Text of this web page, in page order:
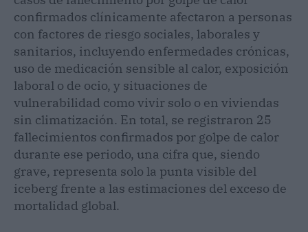
confirmados clínicamente afectaron a personas
con factores de riesgo sociales, laborales y
sanitarios, incluyendo enfermedades crónicas,
uso de medicación sensible al calor, exposición
laboral o de ocio, y situaciones de
vulnerabilidad como vivir solo o en viviendas
sin climatización. En total, se registraron 25
fallecimientos confirmados por golpe de calor
durante ese periodo, una cifra que, siendo
grave, representa solo la punta visible del
iceberg frente a las estimaciones del exceso de
mortalidad global.